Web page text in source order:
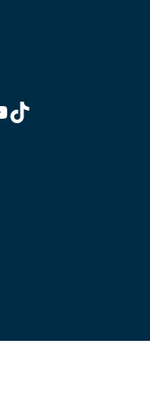
TikTok